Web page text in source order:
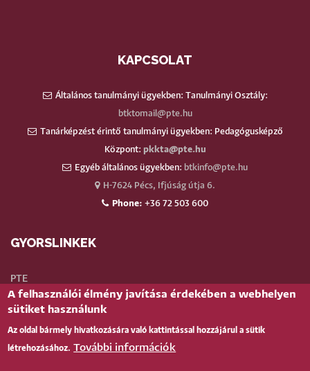
KAPCSOLAT
Általános tanulmányi ügyekben: Tanulmányi Osztály:
btktomail@pte.hu
Tanárképzést érintő tanulmányi ügyekben: Pedagógusképző
Központ: pkkta@pte.hu
Egyéb általános ügyekben: btkinfo@pte.hu
H-7624 Pécs, Ifjúság útja 6.
Phone: +36 72 503 600
GYORSLINKEK
PTE
Neptun
Telefonkönyv
Teams
A felhasználói élmény javítása érdekében a webhelyen
sütiket használunk
Az oldal bármely hivatkozására való kattintással hozzájárul a sütik
létrehozásához. További információk